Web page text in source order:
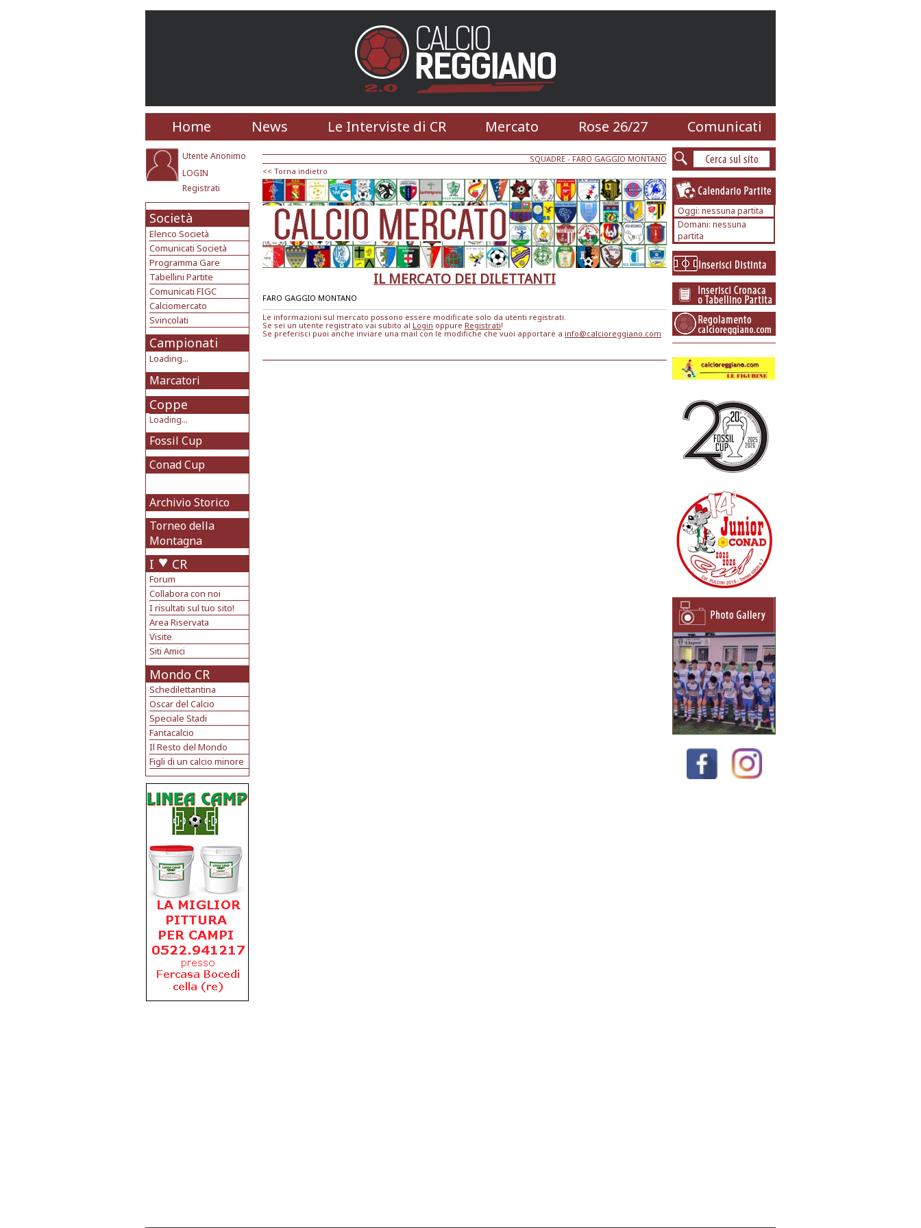
Home News Le Interviste di CR Mercato Rose 26/27 Comunicati
Utente Anonimo
LOGIN
Registrati
Società
Elenco Società
Comunicati Società
Programma Gare
Tabellini Partite
Comunicati FIGC
Calciomercato
Svincolati
Campionati
Loading...
Marcatori
Coppe
Loading...
Fossil Cup
Conad Cup
Archivio Storico
Torneo della
Montagna
I CR
Forum
Collabora con noi
I risultati sul tuo sito!
Area Riservata
Visite
Siti Amici
Mondo CR
Schedilettantina
Oscar del Calcio
Speciale Stadi
Fantacalcio
Il Resto del Mondo
Figli di un calcio minore
SQUADRE - FARO GAGGIO MONTANO
<< Torna indietro
IL MERCATO DEI DILETTANTI
FARO GAGGIO MONTANO
Le informazioni sul mercato possono essere modificate solo da utenti registrati.
Se sei un utente registrato vai subito al Login oppure Registrati!
Se preferisci puoi anche inviare una mail con le modifiche che vuoi apportare a info@calcioreggiano.com
Oggi: nessuna partita
Domani: nessuna
partita